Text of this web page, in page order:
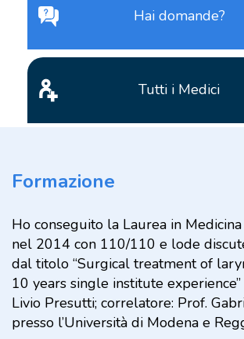
Hai domande?
Tutti i Medici
Formazione
Ho conseguito la Laurea in
nel 2014 con 110/110 e lode
dal titolo “Surgical treatment of
10 years single institute
Livio Presutti; correlatore: Prof.
presso l’Università di Modena e